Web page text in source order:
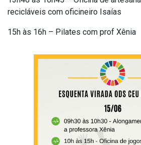
recicláveis com oficineiro Isaías
15h às 16h – Pilates com prof Xênia